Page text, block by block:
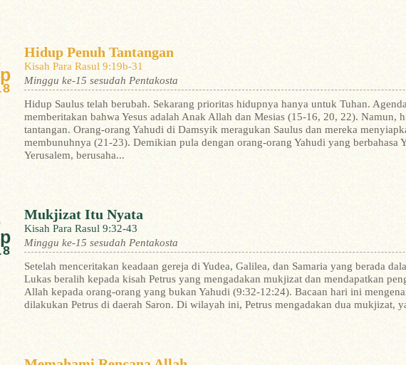
Hidup Penuh Tantangan
Kisah Para Rasul 9:19b-31
Minggu ke-15 sesudah Pentakosta
Hidup Saulus telah berubah. Sekarang prioritas hidupnya hanya untuk Tuhan.
memberitakan bahwa Yesus adalah Anak Allah dan Mesias (15-16, 20, 22). Namun,
tantangan. Orang-orang Yahudi di Damsyik meragukan Saulus dan mereka
membunuhnya (21-23). Demikian pula dengan orang-orang Yahudi yang berbahasa
Yerusalem, berusaha...
Mukjizat Itu Nyata
Kisah Para Rasul 9:32-43
Minggu ke-15 sesudah Pentakosta
Setelah menceritakan keadaan gereja di Yudea, Galilea, dan Samaria yang berada
Lukas beralih kepada kisah Petrus yang mengadakan mukjizat dan mendapatkan
Allah kepada orang-orang yang bukan Yahudi (9:32-12:24). Bacaan hari ini
dilakukan Petrus di daerah Saron. Di wilayah ini, Petrus mengadakan dua mukjizat,